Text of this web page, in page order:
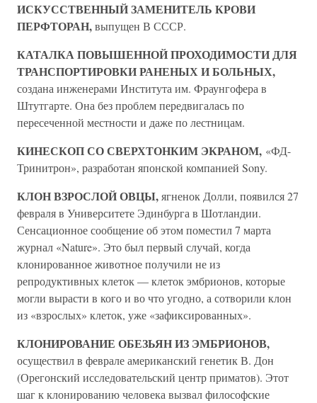
ИСКУССТВЕННЫЙ ЗАМЕНИТЕЛЬ КРОВИ
ПЕРФТОРАН,выпущен В СССР.
КАТАЛКА ПОВЫШЕННОЙ ПРОХОДИМОСТИ ДЛЯ
ТРАНСПОРТИРОВКИ РАНЕНЫХ И БОЛЬНЫХ,
создана инженерами Института им. Фраунгофера в
Штутгарте. Она без проблем передвигалась по
пересеченной местности и даже по лестницам.
КИНЕСКОП СО СВЕРХТОНКИМ ЭКРАНОМ, «ФД-
Тринитрон», разработан японской компанией Sony.
КЛОН ВЗРОСЛОЙ ОВЦЫ,ягненок Долли, появился 27
февраля в Университете Эдинбурга в Шотландии.
Сенсационное сообщение об этом поместил 7 марта
журнал «Nature». Это был первый случай, когда
клонированное животное получили не из
репродуктивных клеток — клеток эмбрионов, которые
могли вырасти в кого и во что угодно, а сотворили клон
из «взрослых» клеток, уже «зафиксированных».
КЛОНИРОВАНИЕ ОБЕЗЬЯН ИЗ ЭМБРИОНОВ,
осуществил в феврале американский генетик В. Дон
(Орегонский исследовательский центр приматов). Этот
шаг к клонированию человека вызвал философские